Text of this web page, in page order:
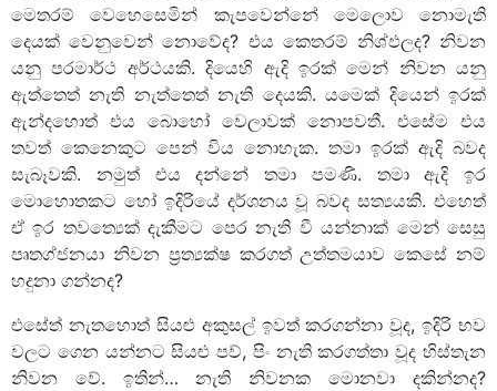
මෙතරම් වෙහෙසෙමින් කැපවෙන්නේ මෙලොව නොමැති
දෙයක් වෙනුවෙන් නොවේද? එය කෙතරම් නිශ්ඵලද? නිවන
යනු පරමාර්ථ අර්ථයකි. දියෙහි ඇදි ඉරක් මෙන් නිවන යනු
ඇත්තෙත් නැති නැත්තෙත් නැති දෙයකි. යමෙක් දියෙන් ඉරක්
ඇන්දහොත් එය බොහෝ වෙලාවක් නොපවතී. එසේම එය
තවත් කෙනෙකුට පෙන් විය නොහැක. තමා ඉරක් ඇදි බවද
සැබෑවකි. නමුත් එය දන්නේ තමා පමණි. තමා ඇදි ඉර
මොහොතකට හෝ ඉදිරියේ දර්ශනය වූ බවද සත්‍යයකි. එහෙත්
ඒ ඉර තවත්‍යෙක් දැකීමට පෙර නැති වී යන්නාක් මෙන් සෙසු
පෘතග්ජනයා නිවන ප්‍රත්‍යක්ෂ කරගත් උත්තමයාව කෙසේ නම්
හදුනා ගන්නද?
එසේත් නැතහොත් සියළු අකුසල් ඉවත් කරගන්නා වූද, ඉදිරි භව
වලට ගෙන යන්නට සියළු පව්, පිං නැති කරගත්තා වූද හිස්තැන
නිවන වේ. ඉතින්… නැති නිවනක මොනවා දකින්නද?